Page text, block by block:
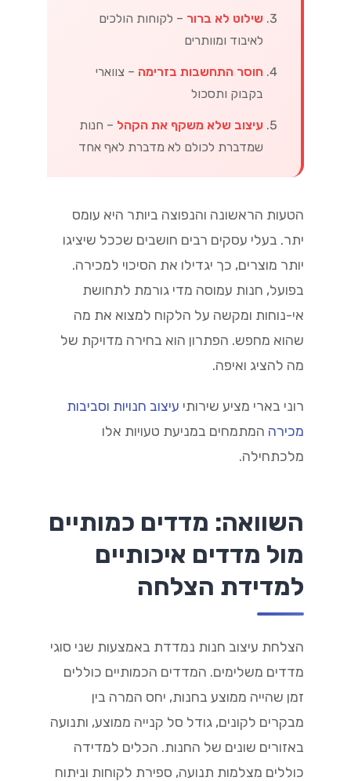
שילוט לא ברור – לקוחות הולכים
לאיבוד ומוותרים
חוסר התחשבות בזרימה – צווארי
בקבוק ותסכול
עיצוב שלא משקף את הקהל – חנות
שמדברת לכולם לא מדברת לאף אחד
הטעות הראשונה והנפוצה ביותר היא עומס
יתר. בעלי עסקים רבים חושבים שככל שיציגו
יותר מוצרים, כך יגדילו את הסיכוי למכירה.
בפועל, חנות עמוסה מדי גורמת לתחושת
אי-נוחות ומקשה על הלקוח למצוא את מה
שהוא מחפש. הפתרון הוא בחירה מדויקת של
מה להציג ואיפה.
רוני בארי מציע שירותי עיצוב חנויות וסביבות
מכירה המתמחים במניעת טעויות אלו
מלכתחילה.
השוואה: מדדים כמותיים
מול מדדים איכותיים
למדידת הצלחה
הצלחת עיצוב חנות נמדדת באמצעות שני סוגי
מדדים משלימים. המדדים הכמותיים כוללים
זמן שהייה ממוצע בחנות, יחס המרה בין
מבקרים לקונים, גודל סל קנייה ממוצע, ותנועה
באזורים שונים של החנות. הכלים למדידה
כוללים מצלמות תנועה, ספירת לקוחות וניתוח